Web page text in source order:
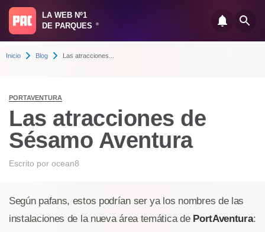
LA WEB Nº1
DE PARQUES
®
Inicio Blog Las atracciones...
PORTAVENTURA
Las atracciones de
Sésamo Aventura
Escrito por ocean8
Según pafans, estos podrían ser ya los nombres de las
instalaciones de la nueva área temática de PortAventura: